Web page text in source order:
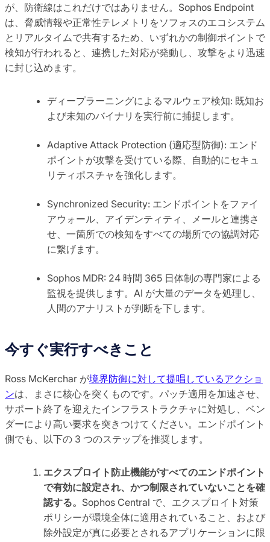
が、防衛線はこれだけではありません。Sophos Endpoint
は、脅威情報や正常性テレメトリをソフォスのエコシステム
とリアルタイムで共有するため、いずれかの制御ポイントで
検知が行われると、連携した対応が発動し、攻撃をより迅速
に封じ込めます。
ディープラーニングによるマルウェア検知: 既知お
よび未知のバイナリを実行前に捕捉します。
Adaptive Attack Protection (適応型防御): エンド
ポイントが攻撃を受けている際、自動的にセキュ
リティポスチャを強化します。
Synchronized Security: エンドポイントをファイ
アウォール、アイデンティティ、メールと連携さ
せ、一箇所での検知をすべての場所での協調対応
に繋げます。
Sophos MDR: 24 時間 365 日体制の専門家による
監視を提供します。AI が大量のデータを処理し、
人間のアナリストが判断を下します。
今すぐ実行すべきこと
Ross McKerchar が境界防御に対して提唱しているアクショ
ンは、まさに核心を突くものです。パッチ適用を加速させ、
サポート終了を迎えたインフラストラクチャに対処し、ベン
ダーにより高い要求を突きつけてください。エンドポイント
側でも、以下の 3 つのステップを推奨します。
エクスプロイト防止機能がすべてのエンドポイント
で有効に設定され、かつ制限されていないことを確
認する。 Sophos Central で、エクスプロイト対策
ポリシーが環境全体に適用されていること、および
除外設定が真に必要とされるアプリケーションに限